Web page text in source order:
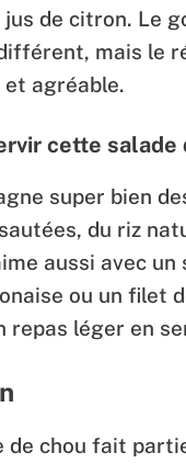
jus de citron. Le
mais le
agréable.
cette salade
super bien
du riz
aussi avec un
ou un filet
repas léger en
de chou fait